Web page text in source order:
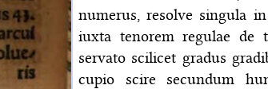
numerus, resolve singula
iuxta tenorem regulae de
servato scilicet gradus
cupio scire secundum